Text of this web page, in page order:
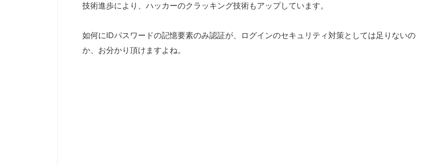
技術進歩により、ハッカーのクラッキング技術もアップしています。
如何にIDパスワードの記憶要素のみ認証が、ログインのセキュリティ対策としては足りないの
か、お分かり頂けますよね。